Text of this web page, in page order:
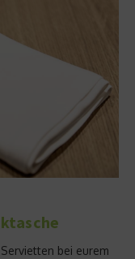
bei eurem